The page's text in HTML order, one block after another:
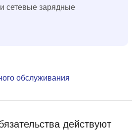
сетевые зарядные
обслуживания
действуют